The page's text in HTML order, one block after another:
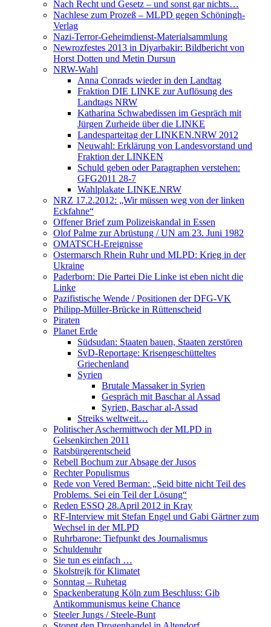
Nach Recht und Gesetz – und sonst gar nichts…
Nachlese zum Prozeß – MLPD gegen Schöningh-
Verlag
Nazi-Terror-Geheimdienst-Materialsammlung
Newrozfestes 2013 in Diyarbakir: Bildbericht von
Horst Dotten und Metin Dursun
NRW-Wahl
Anna Conrads wieder in den Landtag
Fraktion DIE LINKE zur Auflösung des
Landtags NRW
Katharina Schwabedissen im Gespräch mit
Jürgen Zurheide über die LINKE
Landesparteitag der LINKEN.NRW 2012
Neuwahl: Erklärung von Landesvorstand und
Fraktion der LINKEN
Schuld geben oder Paragraphen verstehen:
GFG2011 28-7
Wahlplakate LINKE.NRW
NRZ 17.2.2012: „Wir müssen weg von der linken
Eckfahne“
Offener Brief zum Polizeiskandal in Essen
Olof Palme zur Abrüstung / UN am 23. Juni 1982
OMATSCH-Ereignisse
Ostermarsch Rhein Ruhr und MLPD: Krieg in der
Ukraine
Paderborn: Die Partei Die Linke ist eben nicht die
Linke
Pazifistische Wende / Positionen der DFG-VK
Philipp-Müller-Brücke in Rüttenscheid
Piraten
Planet Erde
Südsudan: Staaten bauen, Staaten zerstören
SvD-Reportage: Krisengeschütteltes
Griechenland
Syrien
Brutale Massaker in Syrien
Gespräch mit Baschar al Assad
Syrien, Baschar al-Assad
Streiks weltweit…
Politischer Aschermittwoch der MLPD in
Gelsenkirchen 2011
Ratsbürgerentscheid
Rebell Bochum zur Absage der Jusos
Rechter Populismus
Rede von Vered Berman: „Seid bitte nicht Teil des
Problems. Sei ein Teil der Lösung“
Reden ESSQ 28.April 2012 in Kray
RF-Interview mit Stefan Engel und Gabi Gärtner zum
Wechsel in der MLPD
Ruhrbarone: Tiefpunkt des Journalismus
Schuldenuhr
Sie tun es einfach …
Skolstrejk för Klimatet
Sonntag – Ruhetag
Spackenberatung Köln zum Beschluss: Gib
Antikommunismus keine Chance
Steeler Jungs / Steele-Bunt